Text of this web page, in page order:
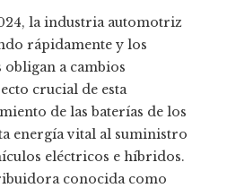
la industria automotriz
rápidamente y los
obligan a cambios
crucial de esta
de las baterías de los
energía vital al suministro
eléctricos e híbridos.
conocida como